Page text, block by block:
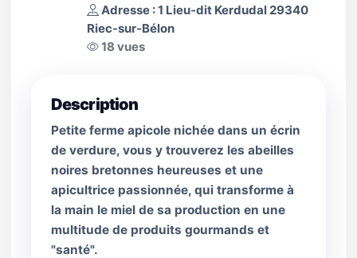
Adresse : 1 Lieu-dit Kerdudal 29340
Riec-sur-Bélon
18 vues
Description
Petite ferme apicole nichée dans un écrin
de verdure, vous y trouverez les abeilles
noires bretonnes heureuses et une
apicultrice passionnée, qui transforme à
la main le miel de sa production en une
multitude de produits gourmands et
"santé".